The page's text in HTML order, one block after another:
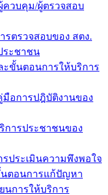
ควบคุม/ผู้ตรวจสอบ
รตรวจสอบของ สตง.
ระชาชน
ขั้นตอนการให้บริการ
มือการปฎิบัติงานของ
การประชาชนของ
รประเมินความพึงพอใจ
ตอนการแก้ปัญหา
นการให้บริการ